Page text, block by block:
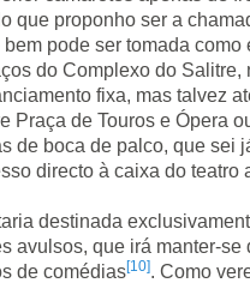
que proponho ser a
pode ser tomada como
do Complexo do Salitre,
fixa, mas talvez
Praça de Touros e Ópera
de boca de palco, que sei
directo à caixa do teatro
destinada
avulsos, que irá manter-
de comédias[10]. Como